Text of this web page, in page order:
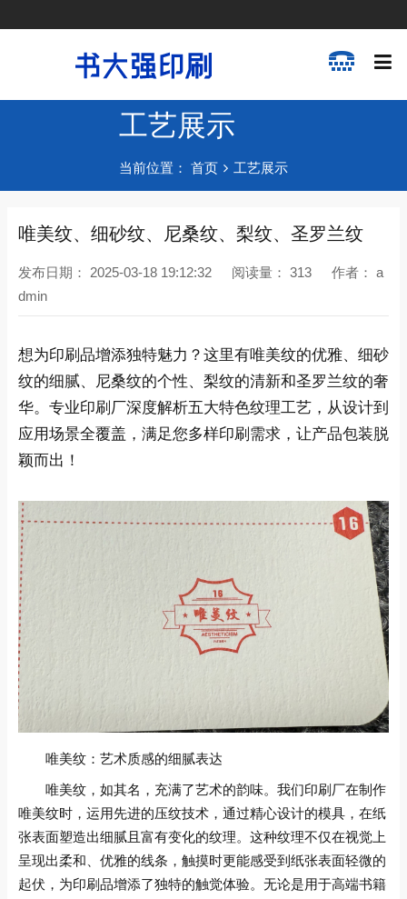
工艺展示
当前位置： 首页 工艺展示
唯美纹、细砂纹、尼桑纹、梨纹、圣罗兰纹
发布日期： 2025-03-18 19:12:32 阅读量： 313 作者： a
dmin
想为印刷品增添独特魅力？这里有唯美纹的优雅、细砂
纹的细腻、尼桑纹的个性、梨纹的清新和圣罗兰纹的奢
华。专业印刷厂深度解析五大特色纹理工艺，从设计到
应用场景全覆盖，满足您多样印刷需求，让产品包装脱
颖而出！
唯美纹：艺术质感的细腻表达
唯美纹，如其名，充满了艺术的韵味。我们印刷厂在制作
唯美纹时，运用先进的压纹技术，通过精心设计的模具，在纸
张表面塑造出细腻且富有变化的纹理。这种纹理不仅在视觉上
呈现出柔和、优雅的线条，触摸时更能感受到纸张表面轻微的
起伏，为印刷品增添了独特的触觉体验。无论是用于高端书籍